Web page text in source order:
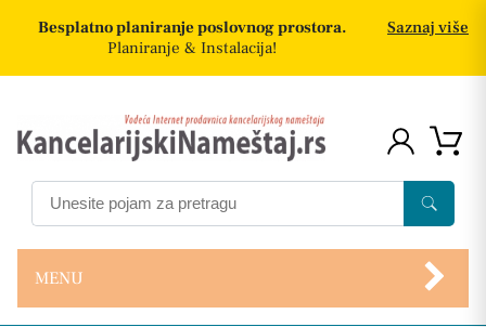
Besplatno planiranje poslovnog prostora.
Planiranje & Instalacija!
Saznaj više
MENU